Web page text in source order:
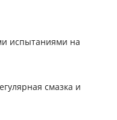
испытаниями на
смазка и